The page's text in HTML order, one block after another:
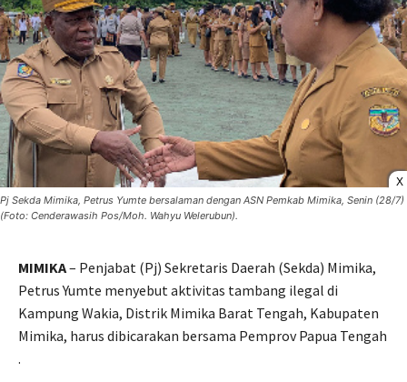
X
Pj Sekda Mimika, Petrus Yumte bersalaman dengan ASN Pemkab Mimika, Senin (28/7)
(Foto: Cenderawasih Pos/Moh. Wahyu Welerubun).
MIMIKA– Penjabat (Pj) Sekretaris Daerah (Sekda) Mimika,
Petrus Yumte menyebut aktivitas tambang ilegal di
Kampung Wakia, Distrik Mimika Barat Tengah, Kabupaten
Mimika, harus dibicarakan bersama Pemprov Papua Tengah
.